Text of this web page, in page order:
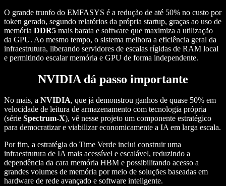
O grande trunfo do EMFASYS é a redução de até 50% no custo por
token gerado, segundo relatórios da própria startup, graças ao uso de
memória DDR5 mais barata e software que maximiza a utilização
da GPU. Ao mesmo tempo, o sistema melhora a eficiência geral da
infraestrutura, liberando servidores de escalas rígidas de RAM local
e permitindo escalar memória e GPU de forma independente.
NVIDIA dá passo importante
No mais, a NVIDIA, que já demonstrou ganhos de quase 50% em
velocidade de leitura de armazenamento com tecnologia própria
(série Spectrum-X), vê nesse projeto um componente estratégico
para democratizar e viabilizar economicamente a IA em larga escala.
Por fim, a estratégia do Time Verde inclui construir uma
infraestrutura de IA mais acessível e escalável, reduzindo a
dependência da cara memória HBM e possibilitando acesso a
grandes volumes de memória por meio de soluções baseadas em
hardware de rede avançado e software inteligente.